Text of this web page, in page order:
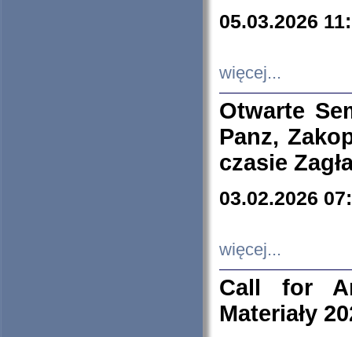
05.03.2026
więcej...
Otwarte
Panz,
czasie
03.02.2026
więcej...
Call for
Materiały